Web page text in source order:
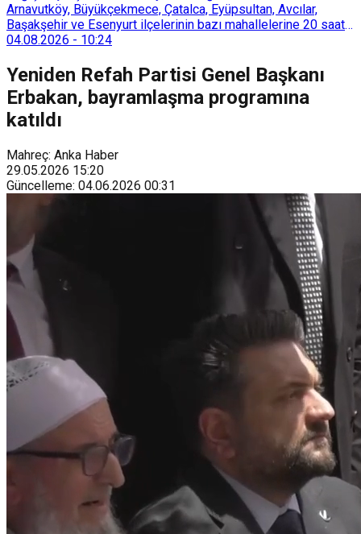
Arnavutköy, Büyükçekmece, Çatalca, Eyüpsultan, Avcılar,
Başakşehir ve Esenyurt ilçelerinin bazı mahallelerine 20 saat
süreyle su verilemeyecek.
04.08.2026 - 10:24
Yeniden Refah Partisi Genel Başkanı
Erbakan, bayramlaşma programına
katıldı
Mahreç: Anka Haber
29.05.2026 15:20
Güncelleme: 04.06.2026 00:31